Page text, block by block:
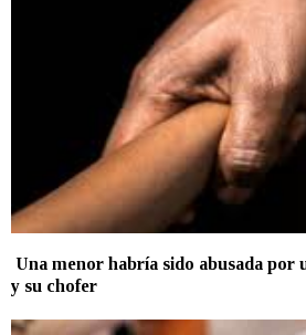
Una menor habría sido abusada por
y su chofer